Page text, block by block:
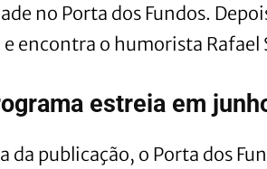
no Porta dos Fundos.
encontra o humorista Rafael
estreia em
da publicação, o Porta dos